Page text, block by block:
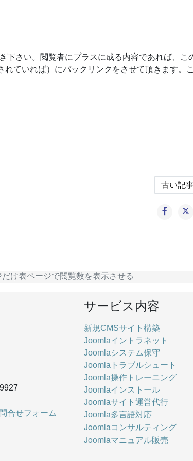
下さい。閲覧者にプラスに成る内容であれば、こ
ていれば）にバックリンクをさせて頂きます。
Next
古い記
だけ表ページで閲覧数を表示させる
9927
合せフォーム
サービス内容
新規CMSサイト構築
Joomlaイントラネット
Joomlaシステム保守
Joomlaトラブルシュート
Joomla操作トレーニング
Joomlaインストール
Joomlaサイト運営代行
Joomla多言語対応
Joomlaコンサルティング
Joomlaマニュアル販売